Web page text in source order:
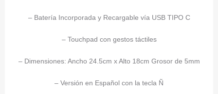
– Batería Incorporada y Recargable vía USB TIPO C
– Touchpad con gestos táctiles
– Dimensiones: Ancho 24.5cm x Alto 18cm Grosor de 5mm
– Versión en Español con la tecla Ñ